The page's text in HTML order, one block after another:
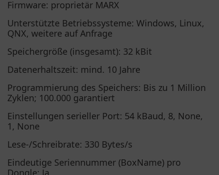
Firmware: proprietär MARX
Unterstützte Betriebssysteme: Windows, Linux,
QNX, weitere auf Anfrage
Speichergröße (insgesamt): 32 kBit
Datenerhaltszeit: mind. 10 Jahre
Programmierung des Speichers: Bis zu 1 Million
Zyklen; 100.000 garantiert
Einstellungen serieller Port: 54 kBaud, 8, None,
1, None
Lese-/Schreibrate: 330 Bytes/s
Eindeutige Seriennummer (BoxName) pro